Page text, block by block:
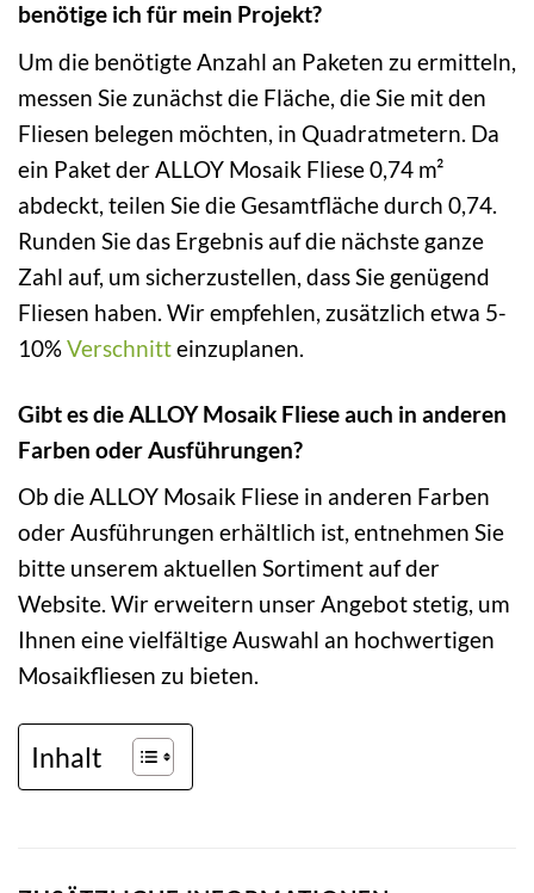
benötige ich für mein Projekt?
Um die benötigte Anzahl an Paketen zu ermitteln,
messen Sie zunächst die Fläche, die Sie mit den
Fliesen belegen möchten, in Quadratmetern. Da
ein Paket der ALLOY Mosaik Fliese 0,74 m²
abdeckt, teilen Sie die Gesamtfläche durch 0,74.
Runden Sie das Ergebnis auf die nächste ganze
Zahl auf, um sicherzustellen, dass Sie genügend
Fliesen haben. Wir empfehlen, zusätzlich etwa 5-
10%Verschnitteinzuplanen.
Gibt es die ALLOY Mosaik Fliese auch in anderen
Farben oder Ausführungen?
Ob die ALLOY Mosaik Fliese in anderen Farben
oder Ausführungen erhältlich ist, entnehmen Sie
bitte unserem aktuellen Sortiment auf der
Website. Wir erweitern unser Angebot stetig, um
Ihnen eine vielfältige Auswahl an hochwertigen
Mosaikfliesen zu bieten.
Inhalt